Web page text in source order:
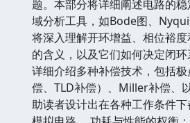
题。本部分将详细阐述电路的
域分析工具，如Bode图、
将深入理解开环增益、相位裕
的含义，以及它们如何决定闭
详细介绍多种补偿技术，包括
偿、TLD补偿）、Miller补偿、
助读者设计出在各种工作条件